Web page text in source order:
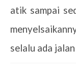
atik sampai
selalu ada